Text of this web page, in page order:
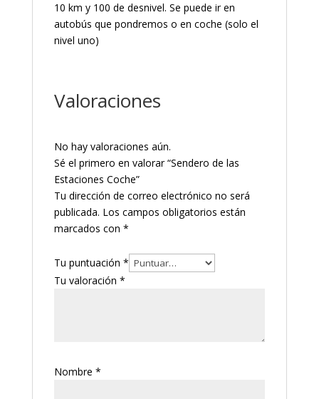
10 km y 100 de desnivel. Se puede ir en
autobús que pondremos o en coche (solo el
nivel uno)
Valoraciones
No hay valoraciones aún.
Sé el primero en valorar “Sendero de las
Estaciones Coche”
Tu dirección de correo electrónico no será
publicada. Los campos obligatorios están
marcados con *
Tu puntuación *
Tu valoración *
Nombre *